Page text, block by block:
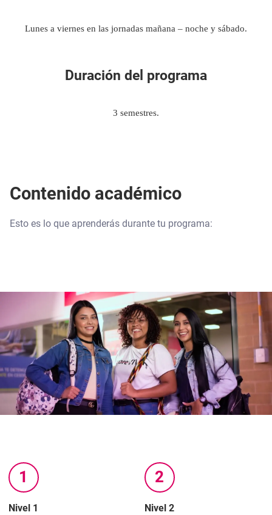
Lunes a viernes en las jornadas mañana – noche y sábado.
Duración del programa
3 semestres.
Contenido académico
Esto es lo que aprenderás durante tu programa:
1
Nivel 1
2
Nivel 2